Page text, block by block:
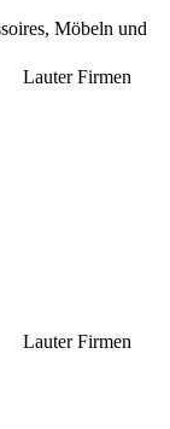
Möbeln und
Lauter Firmen
Lauter Firmen